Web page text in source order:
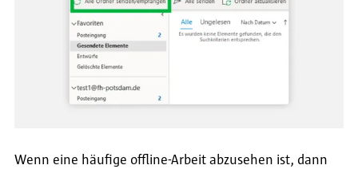
Wenn eine häufige offline-Arbeit abzusehen ist, dann